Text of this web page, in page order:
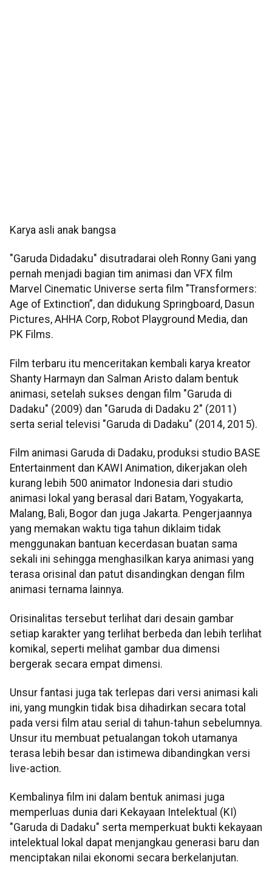
Karya asli anak bangsa
"Garuda Didadaku" disutradarai oleh Ronny Gani yang
pernah menjadi bagian tim animasi dan VFX film
Marvel Cinematic Universe serta film "Transformers:
Age of Extinction”, dan didukung Springboard, Dasun
Pictures, AHHA Corp, Robot Playground Media, dan
PK Films.
Film terbaru itu menceritakan kembali karya kreator
Shanty Harmayn dan Salman Aristo dalam bentuk
animasi, setelah sukses dengan film "Garuda di
Dadaku" (2009) dan "Garuda di Dadaku 2" (2011)
serta serial televisi "Garuda di Dadaku" (2014, 2015).
Film animasi Garuda di Dadaku, produksi studio BASE
Entertainment dan KAWI Animation, dikerjakan oleh
kurang lebih 500 animator Indonesia dari studio
animasi lokal yang berasal dari Batam, Yogyakarta,
Malang, Bali, Bogor dan juga Jakarta. Pengerjaannya
yang memakan waktu tiga tahun diklaim tidak
menggunakan bantuan kecerdasan buatan sama
sekali ini sehingga menghasilkan karya animasi yang
terasa orisinal dan patut disandingkan dengan film
animasi ternama lainnya.
Orisinalitas tersebut terlihat dari desain gambar
setiap karakter yang terlihat berbeda dan lebih terlihat
komikal, seperti melihat gambar dua dimensi
bergerak secara empat dimensi.
Unsur fantasi juga tak terlepas dari versi animasi kali
ini, yang mungkin tidak bisa dihadirkan secara total
pada versi film atau serial di tahun-tahun sebelumnya.
Unsur itu membuat petualangan tokoh utamanya
terasa lebih besar dan istimewa dibandingkan versi
live-action.
Kembalinya film ini dalam bentuk animasi juga
memperluas dunia dari Kekayaan Intelektual (KI)
"Garuda di Dadaku" serta memperkuat bukti kekayaan
intelektual lokal dapat menjangkau generasi baru dan
menciptakan nilai ekonomi secara berkelanjutan.